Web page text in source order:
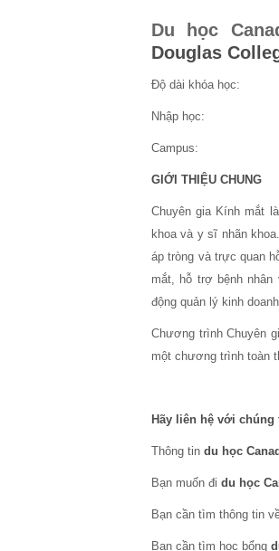
Du học
Douglas
Độ dài khóa
Nhập
Campus:
GIỚI THIỆU CHUNG
Chuyên gia Kính mắt
khoa và y sĩ nhãn
áp tròng và trực quan
mắt, hỗ trợ bệnh
động quản lý kinh
Chương trình Chuyên
một chương trình toàn
Hãy liên hệ với
Thông tin du học
Bạn muốn đi du học
Bạn cần tìm thông tin
Bạn cần tìm học bổng